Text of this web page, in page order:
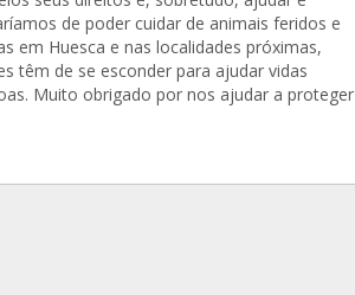
de poder cuidar de animais feridos e
em Huesca e nas localidades próximas,
têm de se esconder para ajudar vidas
Muito obrigado por nos ajudar a proteger